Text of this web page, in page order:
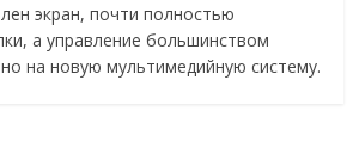
экран, почти полностью
а управление большинством
на новую мультимедийную систему.